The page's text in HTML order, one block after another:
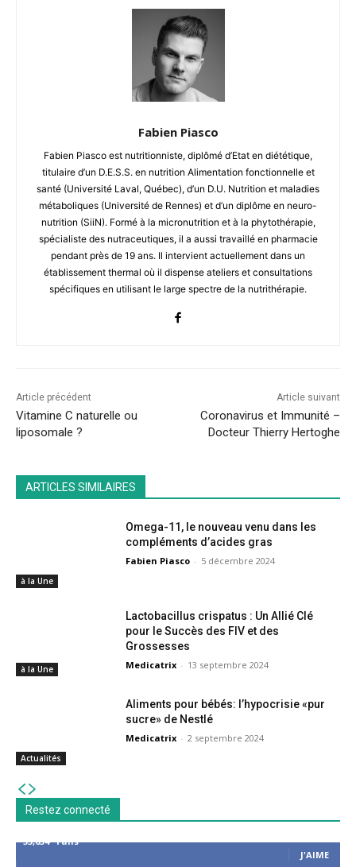
Fabien Piasco
Fabien Piasco est nutritionniste, diplômé d’Etat en diététique,
titulaire d’un D.E.S.S. en nutrition Alimentation fonctionnelle et
santé (Université Laval, Québec), d’un D.U. Nutrition et maladies
métaboliques (Université de Rennes) et d’un diplôme en neuro-
nutrition (SiiN). Formé à la micronutrition et à la phytothérapie,
spécialiste des nutraceutiques, il a aussi travaillé en pharmacie
pendant près de 19 ans. Il intervient actuellement dans un
établissement thermal où il dispense ateliers et consultations
spécifiques en utilisant le large spectre de la nutrithérapie.
Article précédent
Vitamine C naturelle ou
liposomale ?
Article suivant
Coronavirus et Immunité –
Docteur Thierry Hertoghe
ARTICLES SIMILAIRES
à la Une
Omega-11, le nouveau venu dans les
compléments d’acides gras
Fabien Piasco - 5 décembre 2024
à la Une
Lactobacillus crispatus : Un Allié Clé
pour le Succès des FIV et des
Grossesses
Medicatrix - 13 septembre 2024
Actualités
Aliments pour bébés: l’hypocrisie «pur
sucre» de Nestlé
Medicatrix - 2 septembre 2024
Restez connecté
53,654
Fans
J'AIME